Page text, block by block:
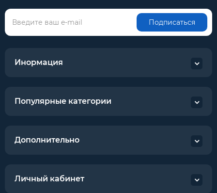
Подписаться
Инормация
Популярные категории
Дополнительно
Личный кабинет